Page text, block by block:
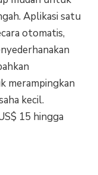
Aplikasi satu
otomatis,
merampingkan
kecil.
15 hingga